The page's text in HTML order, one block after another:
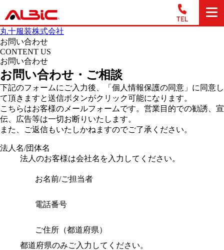
丸十服装株式会社
お問い合わせ
CONTENT US
お問い合わせ
お問い合わせ・ご相談
下記のフォームにご入力後、「個人情報保護の同意」に同意し
て頂きますと送信ボタンがクリック可能になります。
こちらはお客様のメールフォームです。営業目的での勧誘、宣
伝、広告等は一切お断りいたします。
また、ご返信もいたしかねますのでご了承ください。
法人名/団体名
法人のお客様は会社名を入力してください。
お名前/ご担当者
電話番号
ご住所（都道府県）
都道府県のみご入力してください。